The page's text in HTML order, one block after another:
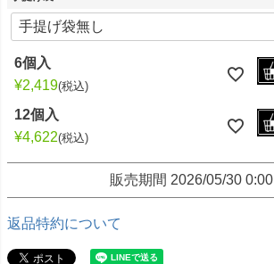
(
必
6個入
¥2,419 税込
12個入
¥4,622 税込
販売期間 2026/05/30 0:00
返品特約について